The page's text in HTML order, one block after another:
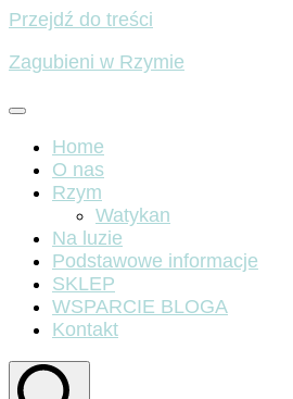
Przejdź do treści
Zagubieni w Rzymie
Home
O nas
Rzym
Watykan
Na luzie
Podstawowe informacje
SKLEP
WSPARCIE BLOGA
Kontakt